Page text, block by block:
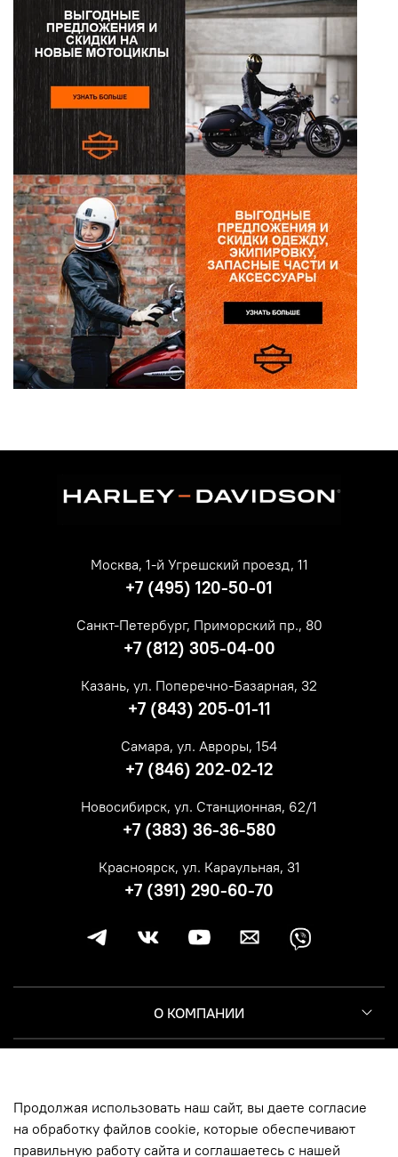
О КОМПАНИИ
ИНФОРМАЦИЯ
Москва, 1-й Угрешский проезд, 11
+7 (495) 120-50-01
Санкт-Петербург, Приморский пр., 80
+7 (812) 305-04-00
Казань, ул. Поперечно-Базарная, 32
+7 (843) 205-01-11
Самара, ул. Авроры, 154
+7 (846) 202-02-12
Новосибирск, ул. Станционная, 62/1
+7 (383) 36-36-580
Красноярск, ул. Караульная, 31
+7 (391) 290-60-70
Продолжая использовать наш сайт, вы даете согласие
на обработку файлов cookie, которые обеспечивают
правильную работу сайта и соглашаетесь с нашей